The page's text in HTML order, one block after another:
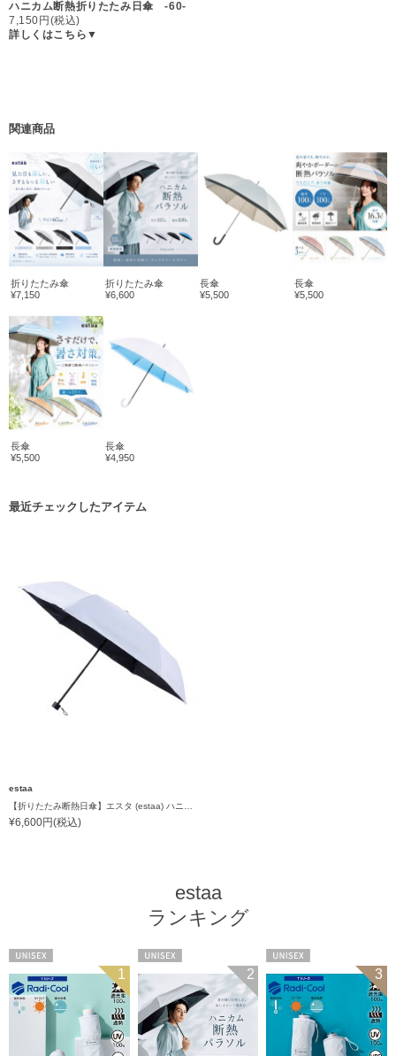
ハニカム断熱折りたたみ日傘 -60-
7,150円(税込)
詳しくはこちら▼
関連商品
折りたたみ傘
¥7,150
折りたたみ傘
¥6,600
長傘
¥5,500
長傘
¥5,500
長傘
¥5,500
長傘
¥4,950
最近チェックしたアイテム
estaa
¥6,600円(税込)
estaa
ランキング
1 2 3